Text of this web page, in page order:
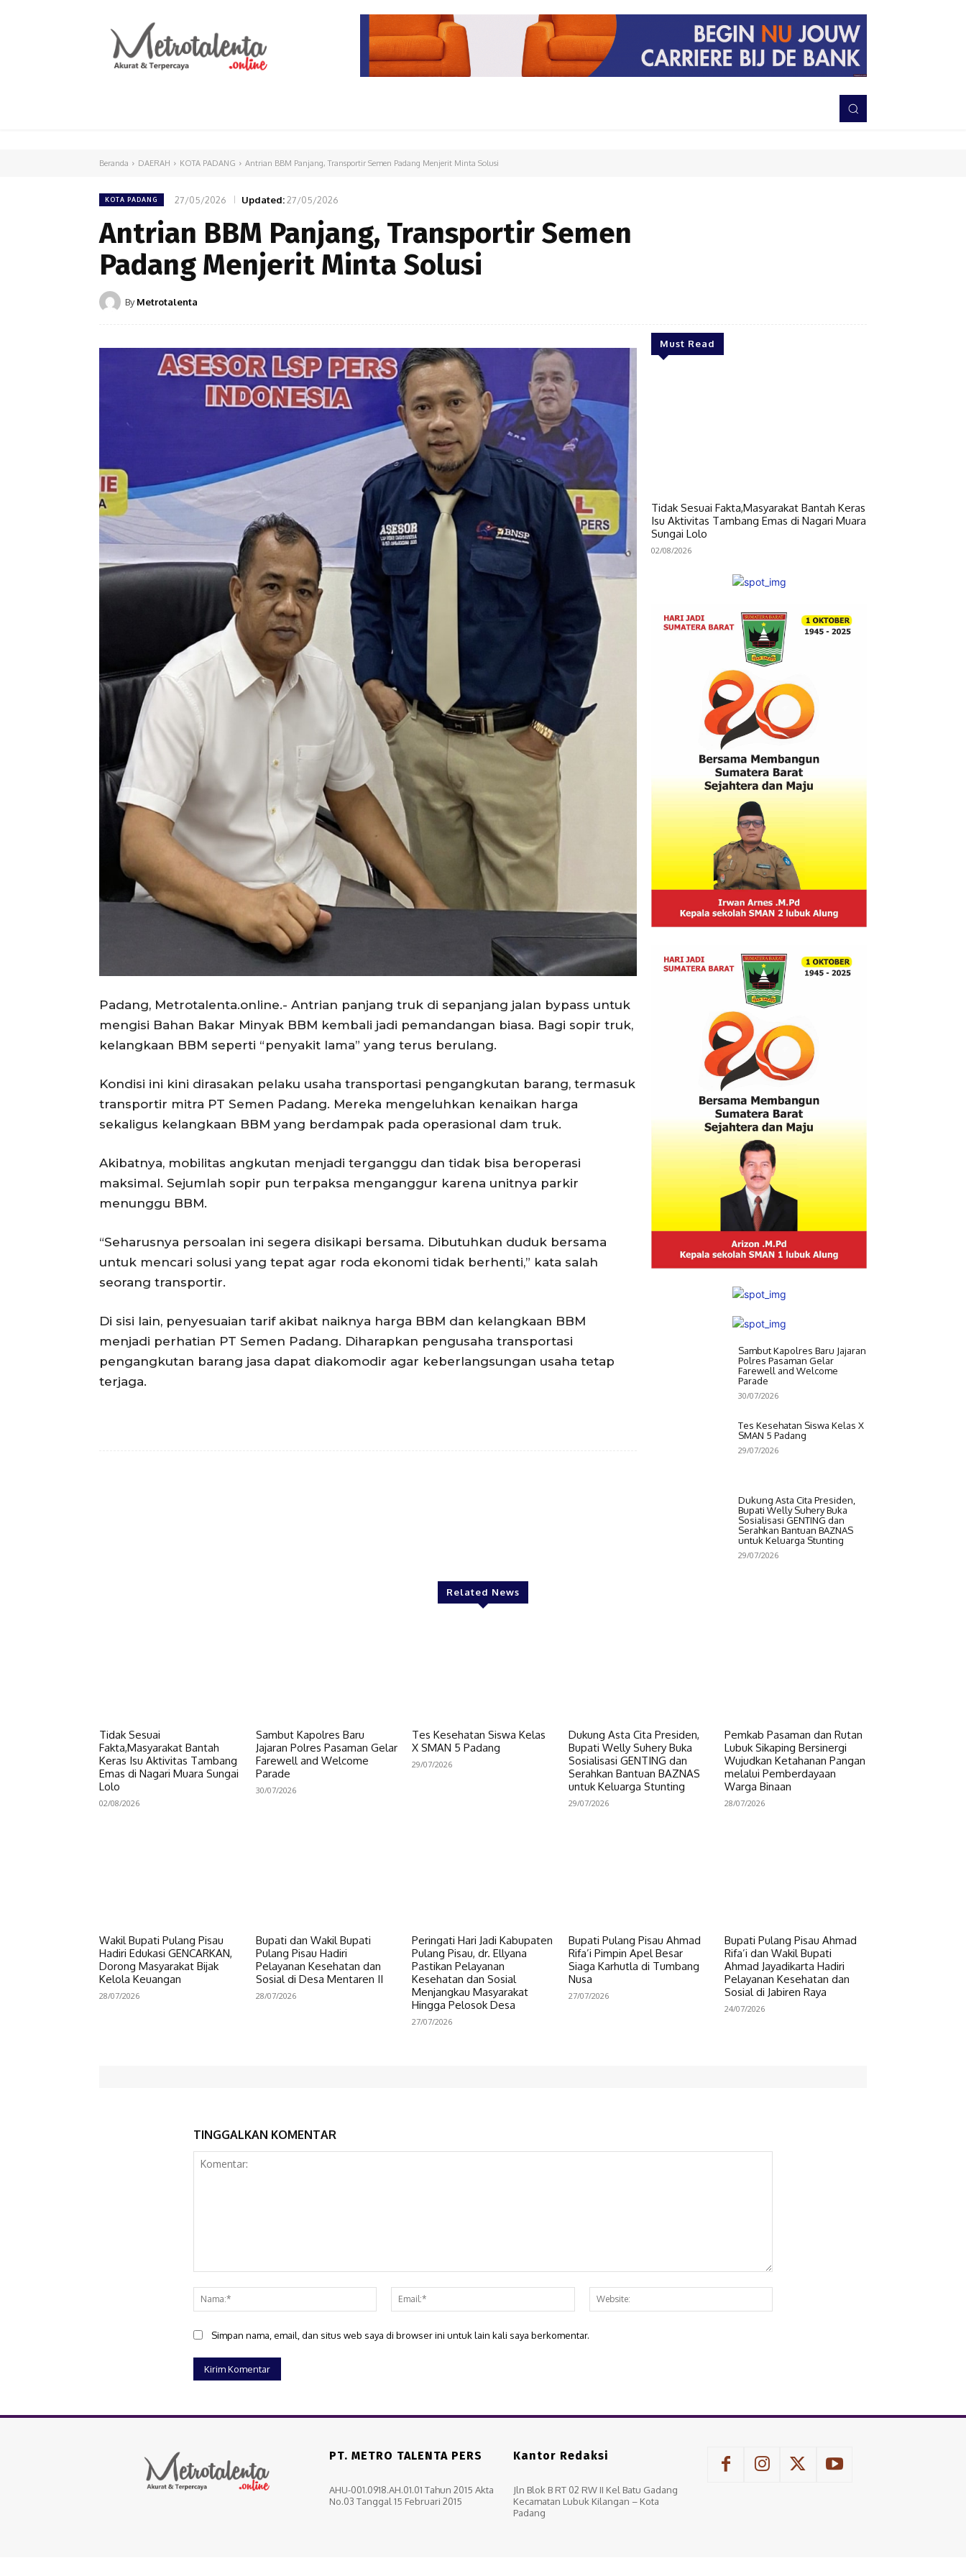
TNI-POLRI
Beranda DAERAH KOTA PADANG Antrian BBM Panjang, Transportir Semen Padang Menjerit Minta Solusi
KOTA PADANG 27/05/2026 Updated:27/05/2026
Antrian BBM Panjang, Transportir Semen
Padang Menjerit Minta Solusi
By Metrotalenta
Padang, Metrotalenta.online.- Antrian panjang truk di sepanjang jalan bypass untuk
mengisi Bahan Bakar Minyak BBM kembali jadi pemandangan biasa. Bagi sopir truk,
kelangkaan BBM seperti “penyakit lama” yang terus berulang.
Kondisi ini kini dirasakan pelaku usaha transportasi pengangkutan barang, termasuk
transportir mitra PT Semen Padang. Mereka mengeluhkan kenaikan harga
sekaligus kelangkaan BBM yang berdampak pada operasional dam truk.
Akibatnya, mobilitas angkutan menjadi terganggu dan tidak bisa beroperasi
maksimal. Sejumlah sopir pun terpaksa menganggur karena unitnya parkir
menunggu BBM.
“Seharusnya persoalan ini segera disikapi bersama. Dibutuhkan duduk bersama
untuk mencari solusi yang tepat agar roda ekonomi tidak berhenti,” kata salah
seorang transportir.
Di sisi lain, penyesuaian tarif akibat naiknya harga BBM dan kelangkaan BBM
menjadi perhatian PT Semen Padang. Diharapkan pengusaha transportasi
pengangkutan barang jasa dapat diakomodir agar keberlangsungan usaha tetap
terjaga.
Must Read
Tidak Sesuai Fakta,Masyarakat Bantah Keras
Isu Aktivitas Tambang Emas di Nagari Muara
Sungai Lolo
02/08/2026
Sambut Kapolres Baru Jajaran
Polres Pasaman Gelar
Farewell and Welcome
Parade
30/07/2026
Tes Kesehatan Siswa Kelas X
SMAN 5 Padang
29/07/2026
Dukung Asta Cita Presiden,
Bupati Welly Suhery Buka
Sosialisasi GENTING dan
Serahkan Bantuan BAZNAS
untuk Keluarga Stunting
29/07/2026
Related News
Tidak Sesuai
Fakta,Masyarakat Bantah
Keras Isu Aktivitas Tambang
Emas di Nagari Muara Sungai
Lolo
02/08/2026
Sambut Kapolres Baru
Jajaran Polres Pasaman Gelar
Farewell and Welcome
Parade
30/07/2026
Tes Kesehatan Siswa Kelas
X SMAN 5 Padang
29/07/2026
Dukung Asta Cita Presiden,
Bupati Welly Suhery Buka
Sosialisasi GENTING dan
Serahkan Bantuan BAZNAS
untuk Keluarga Stunting
29/07/2026
Pemkab Pasaman dan Rutan
Lubuk Sikaping Bersinergi
Wujudkan Ketahanan Pangan
melalui Pemberdayaan
Warga Binaan
28/07/2026
Wakil Bupati Pulang Pisau
Hadiri Edukasi GENCARKAN,
Dorong Masyarakat Bijak
Kelola Keuangan
28/07/2026
Bupati dan Wakil Bupati
Pulang Pisau Hadiri
Pelayanan Kesehatan dan
Sosial di Desa Mentaren II
28/07/2026
Peringati Hari Jadi Kabupaten
Pulang Pisau, dr. Ellyana
Pastikan Pelayanan
Kesehatan dan Sosial
Menjangkau Masyarakat
Hingga Pelosok Desa
27/07/2026
Bupati Pulang Pisau Ahmad
Rifa’i Pimpin Apel Besar
Siaga Karhutla di Tumbang
Nusa
27/07/2026
Bupati Pulang Pisau Ahmad
Rifa’i dan Wakil Bupati
Ahmad Jayadikarta Hadiri
Pelayanan Kesehatan dan
Sosial di Jabiren Raya
24/07/2026
TINGGALKAN KOMENTAR
Nama:*
Email:*
Simpan nama, email, dan situs web saya di browser ini untuk lain kali saya berkomentar.
PT. METRO TALENTA PERS
AHU-001.0918.AH.01.01 Tahun 2015 Akta
No.03 Tanggal 15 Februari 2015
Kantor Redaksi
Jln Blok B RT 02 RW II Kel Batu Gadang
Kecamatan Lubuk Kilangan – Kota
Padang